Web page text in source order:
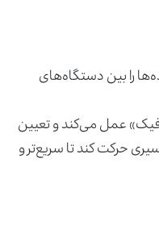
را بین دستگاه‌های
عمل می‌کند و تعیین
حرکت کند تا سریع‌تر و